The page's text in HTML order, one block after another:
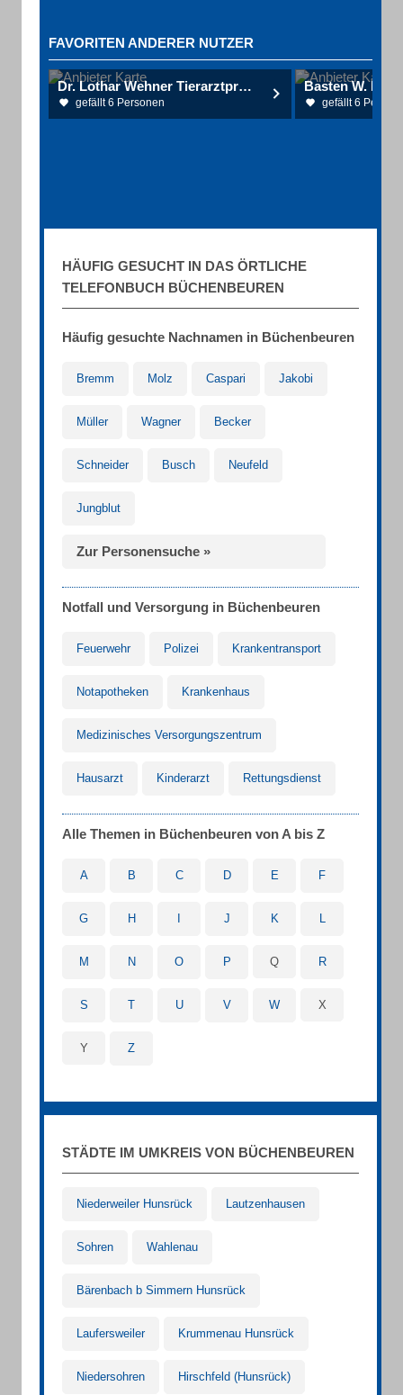
FAVORITEN ANDERER NUTZER
Dr. Lothar Wehner Tierarztpraxis
gefällt 6 Personen gefällt 6
HÄUFIG GESUCHT IN DAS ÖRTLICHE
TELEFONBUCH BÜCHENBEUREN
Häufig gesuchte Nachnamen in Büchenbeuren
Bremm Molz Caspari Jakobi
Müller Wagner Becker
Schneider Busch Neufeld
Jungblut
Zur Personensuche »
Notfall und Versorgung in Büchenbeuren
Feuerwehr Polizei Krankentransport
Notapotheken Krankenhaus
Medizinisches Versorgungszentrum
Hausarzt Kinderarzt Rettungsdienst
Alle Themen in Büchenbeuren von A bis Z
A B C D E F
G H J K L
M N O P Q R
S T U V W X
Y Z
STÄDTE IM UMKREIS VON BÜCHENBEUREN
Niederweiler Hunsrück Lautzenhausen
Sohren Wahlenau
Bärenbach b Simmern Hunsrück
Laufersweiler Krummenau Hunsrück
Niedersohren Hirschfeld (Hunsrück)